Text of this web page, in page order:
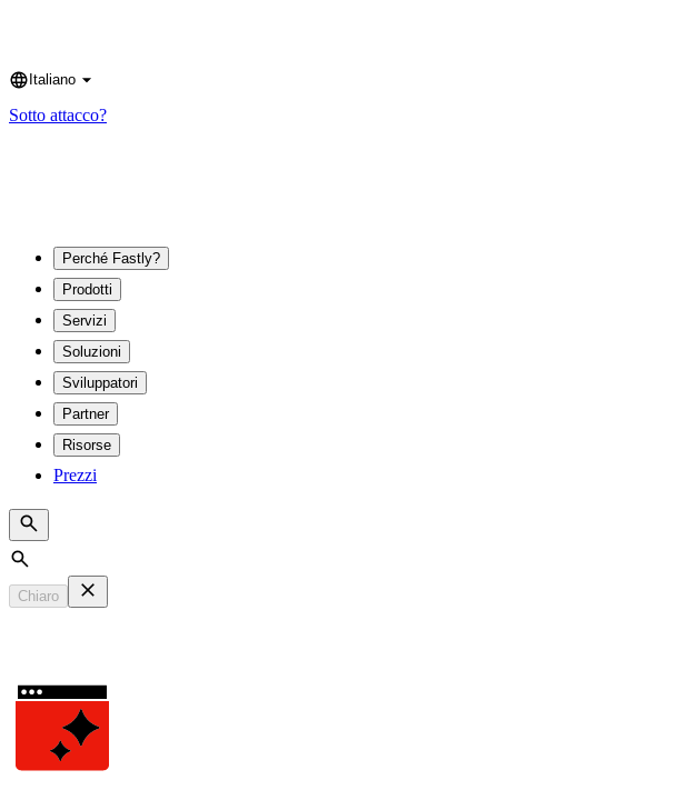
Language
Italiano
Sotto attacco?
Perché Fastly?
Prodotti
Servizi
Soluzioni
Sviluppatori
Partner
Risorse
Prezzi
Search
Chiaro